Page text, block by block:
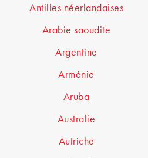
Antilles néerlandaises
Arabie saoudite
Argentine
Arménie
Aruba
Australie
Autriche